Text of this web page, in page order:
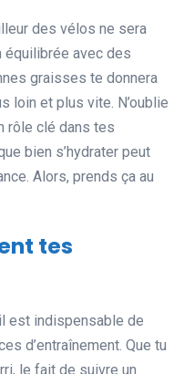
des vélos ne sera
équilibrée avec des
graisses te donnera
loin et plus vite. N’oublie
rôle clé dans tes
bien s’hydrater peut
Alors, prends ça au
tes
est indispensable de
d’entraînement. Que tu
le fait de suivre un